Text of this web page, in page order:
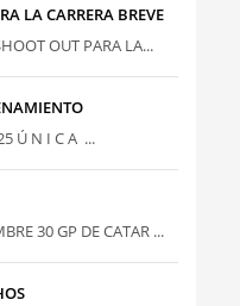
LA CARRERA BREVE
OUT PARA LA...
Ú N I C A ...
30 GP DE CATAR ...